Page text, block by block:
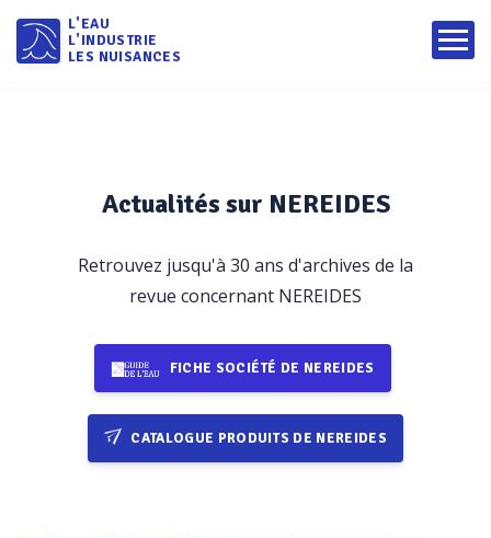
L'EAU
L'INDUSTRIE
LES NUISANCES
Actualités sur NEREIDES
Retrouvez jusqu'à 30 ans d'archives de la
revue concernant NEREIDES
FICHE SOCIÉTÉ DE NEREIDES
CATALOGUE PRODUITS DE NEREIDES